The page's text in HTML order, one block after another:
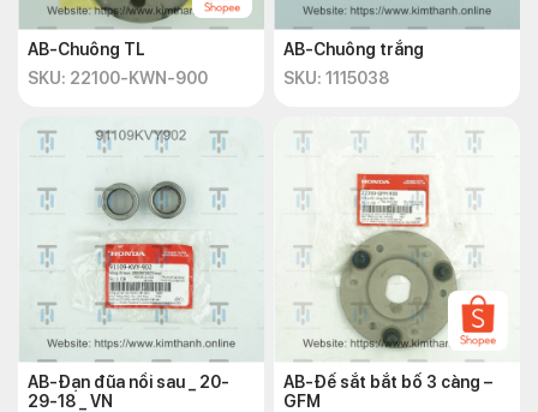
AB-Chuông TL
SKU: 22100-KWN-900
AB-Chuông trắng
SKU: 1115038
AB-Đạn đũa nồi sau _ 20-
29-18 _ VN
AB-Đế sắt bắt bố 3 càng –
GFM